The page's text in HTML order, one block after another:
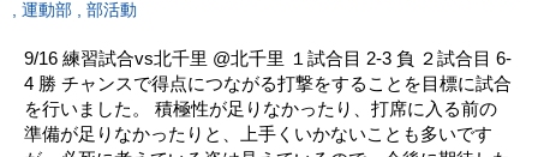
運動部 部活動
9/16 練習試合vs北千里 @北千里 １試合目 2-3 負 ２試合目 6-
4 勝 チャンスで得点につながる打撃をすることを目標に試合
を行いました。 積極性が足りなかったり、打席に入る前の
準備が足りなかったりと、上手くいかないことも多いです